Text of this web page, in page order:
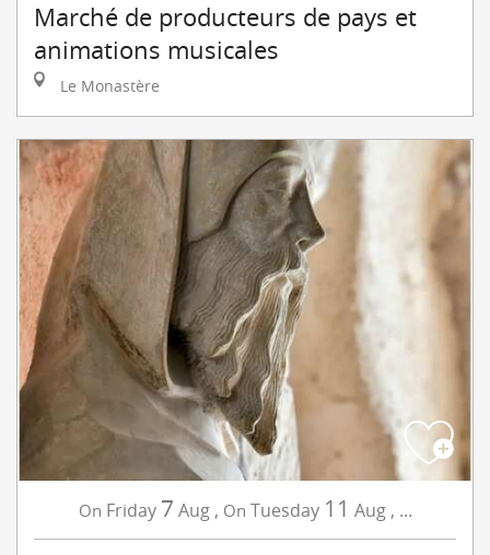
Marché de producteurs de pays et
animations musicales
Le Monastère
On Friday 7 Aug, On Tuesday 11 Aug, ...